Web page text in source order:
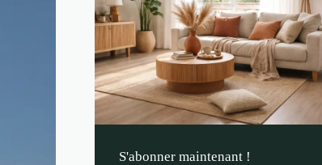
S'abonner maintenant !